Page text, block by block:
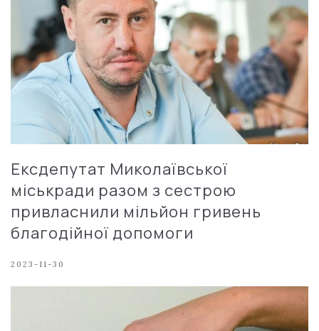
Ексдепутат Миколаївської
міськради разом з сестрою
привласнили мільйон гривень
благодійної допомоги
2023-11-30